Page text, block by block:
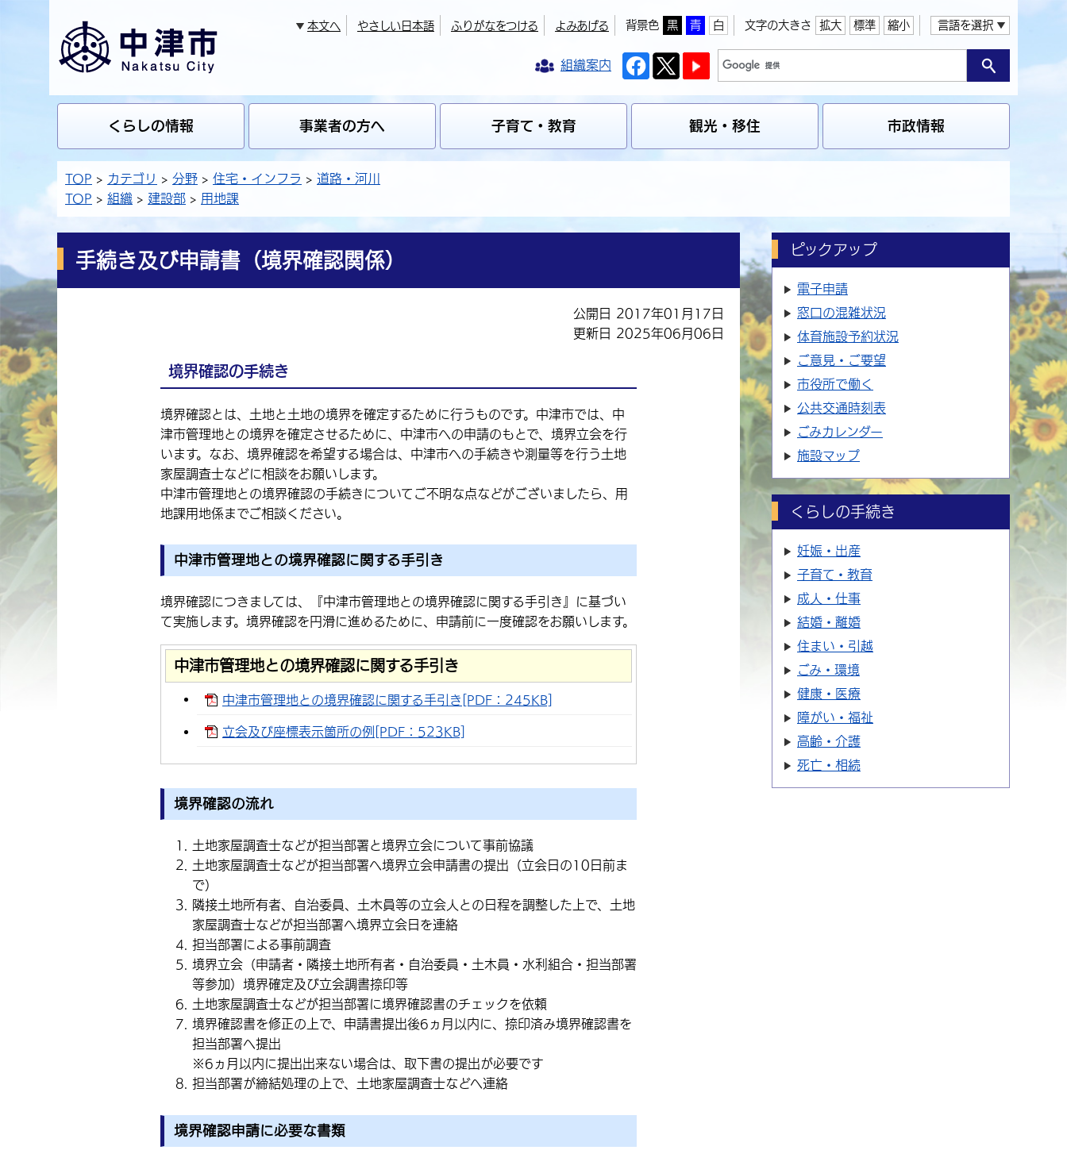
本文へ やさしい日本語 ふりがなをつける よみあげる 背景色 黒 青 白 文字の大きさ 拡大 標準 縮小 言語を選択
組織案内
くらしの情報 事業者の方へ 子育て・教育 観光・移住 市政情報
TOP カテゴリ 分野 住宅・インフラ
道路・河川
TOP
組織 建設部 用地課
手続き及び申請書（境界確認関係）
公開日 2017年01月17日
更新日 2025年06月06日
境界確認の手続き
境界確認とは、土地と土地の境界を確定するために行うものです。中津市では、中
津市管理地との境界を確定させるために、中津市への申請のもとで、境界立会を行
います。なお、境界確認を希望する場合は、中津市への手続きや測量等を行う土地
家屋調査士などに相談をお願いします。
中津市管理地との境界確認の手続きについてご不明な点などがございましたら、用
地課用地係までご相談ください。
中津市管理地との境界確認に関する手引き
境界確認につきましては、『中津市管理地との境界確認に関する手引き』に基づい
て実施します。境界確認を円滑に進めるために、申請前に一度確認をお願いします。
中津市管理地との境界確認に関する手引き
中津市管理地との境界確認に関する手引き[PDF：245KB]
立会及び座標表示箇所の例[PDF：523KB]
境界確認の流れ
土地家屋調査士などが担当部署と境界立会について事前協議
土地家屋調査士などが担当部署へ境界立会申請書の提出（立会日の10日前ま
で）
隣接土地所有者、自治委員、土木員等の立会人との日程を調整した上で、土地
家屋調査士などが担当部署へ境界立会日を連絡
担当部署による事前調査
境界立会（申請者・隣接土地所有者・自治委員・土木員・水利組合・担当部署
等参加）境界確定及び立会調書捺印等
土地家屋調査士などが担当部署に境界確認書のチェックを依頼
境界確認書を修正の上で、申請書提出後6ヵ月以内に、捺印済み境界確認書を
担当部署へ提出
※6ヵ月以内に提出出来ない場合は、取下書の提出が必要です
担当部署が締結処理の上で、土地家屋調査士などへ連絡
境界確認申請に必要な書類
ピックアップ
電子申請
窓口の混雑状況
体育施設予約状況
ご意見・ご要望
市役所で働く
公共交通時刻表
ごみカレンダー
施設マップ
くらしの手続き
妊娠・出産
子育て・教育
成人・仕事
結婚・離婚
住まい・引越
ごみ・環境
健康・医療
障がい・福祉
高齢・介護
死亡・相続